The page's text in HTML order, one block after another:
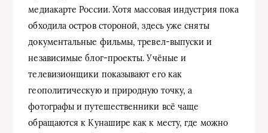
медиакарте России. Хотя массовая индустрия пока
обходила остров стороной, здесь уже сняты
документальные фильмы, тревел-выпуски и
независимые блог-проекты. Учёные и
телевизионщики показывают его как
геополитическую и природную точку, а
фотографы и путешественники всё чаще
обращаются к Кунашире как к месту, где можно